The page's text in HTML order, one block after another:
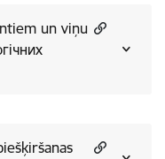
un viņu